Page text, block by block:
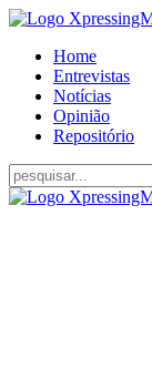
Home
Entrevistas
Notícias
Opinião
Repositório